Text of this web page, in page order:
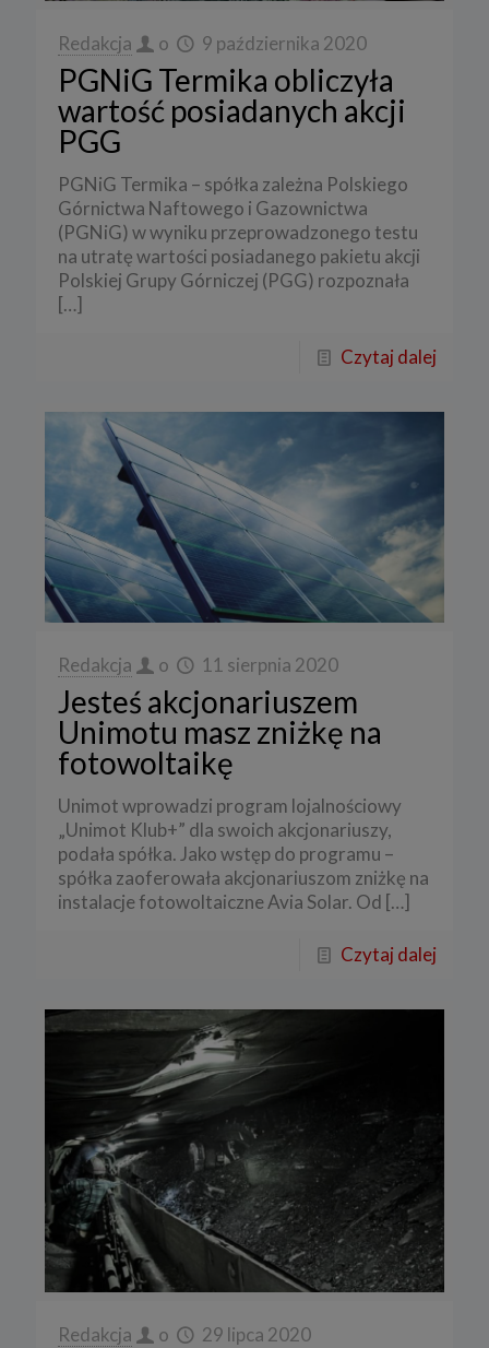
Redakcja o 9 października 2020
PGNiG Termika obliczyła
wartość posiadanych akcji
PGG
PGNiG Termika – spółka zależna Polskiego
Górnictwa Naftowego i Gazownictwa
(PGNiG) w wyniku przeprowadzonego testu
na utratę wartości posiadanego pakietu akcji
Polskiej Grupy Górniczej (PGG) rozpoznała
[…]
Czytaj dalej
Redakcja o 11 sierpnia 2020
Jesteś akcjonariuszem
Unimotu masz zniżkę na
fotowoltaikę
Unimot wprowadzi program lojalnościowy
„Unimot Klub+” dla swoich akcjonariuszy,
podała spółka. Jako wstęp do programu –
spółka zaoferowała akcjonariuszom zniżkę na
instalacje fotowoltaiczne Avia Solar. Od […]
Czytaj dalej
Redakcja o 29 lipca 2020